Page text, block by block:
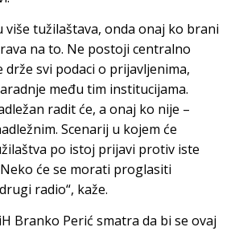
više tužilaštava, onda onaj ko brani
na to. Ne postoji centralno
drže svi podaci o prijavljenima,
među tim institucijama.
radit će, a onaj ko nije –
Scenarij u kojem će
po istoj prijavi protiv iste
će se morati proglasiti
radio“, kaže.
Branko Perić smatra da bi se ovaj